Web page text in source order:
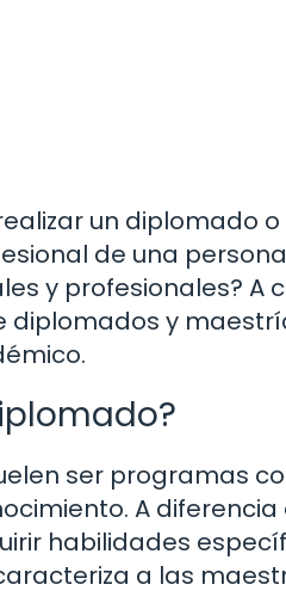
un diplomado
de una
y profesionales?
diplomados y
ser programas
A
habilidades
a las